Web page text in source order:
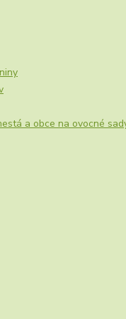
a obce na ovocné